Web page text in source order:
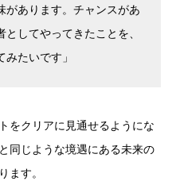
があります。チャンスがあ
してやってきたことを、
たいです」
をクリアに見通せるようにな
同じような境遇にある未来の
ます。